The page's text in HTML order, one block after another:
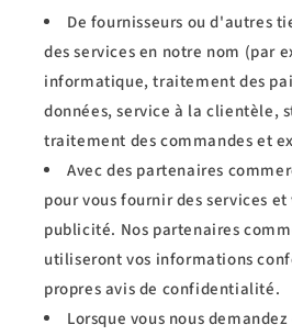
De fournisseurs ou d'autres
des services en notre nom (par
informatique, traitement des
données, service à la clientèle,
traitement des commandes et
Avec des partenaires
pour vous fournir des services et
publicité. Nos partenaires
utiliseront vos informations
propres avis de confidentialité.
Lorsque vous nous